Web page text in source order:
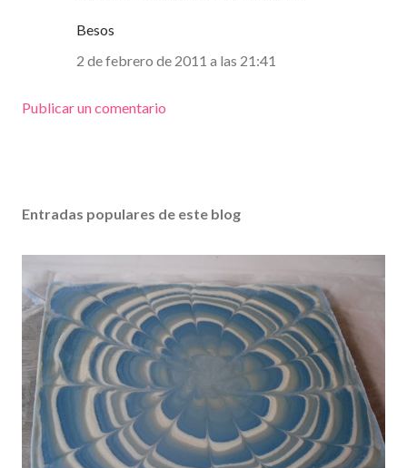
Besos
2 de febrero de 2011 a las 21:41
Publicar un comentario
Entradas populares de este blog